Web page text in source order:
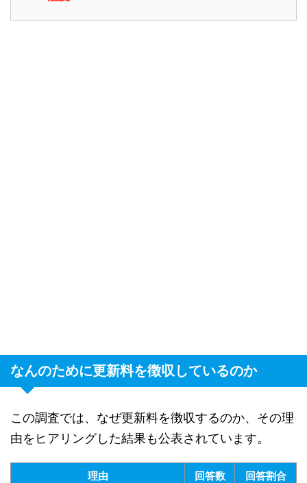
なんのために更新料を徴収しているのか
この調査では、なぜ更新料を徴収するのか、その理
由をヒアリングした結果も公表されています。
理由 回答数 回答割合